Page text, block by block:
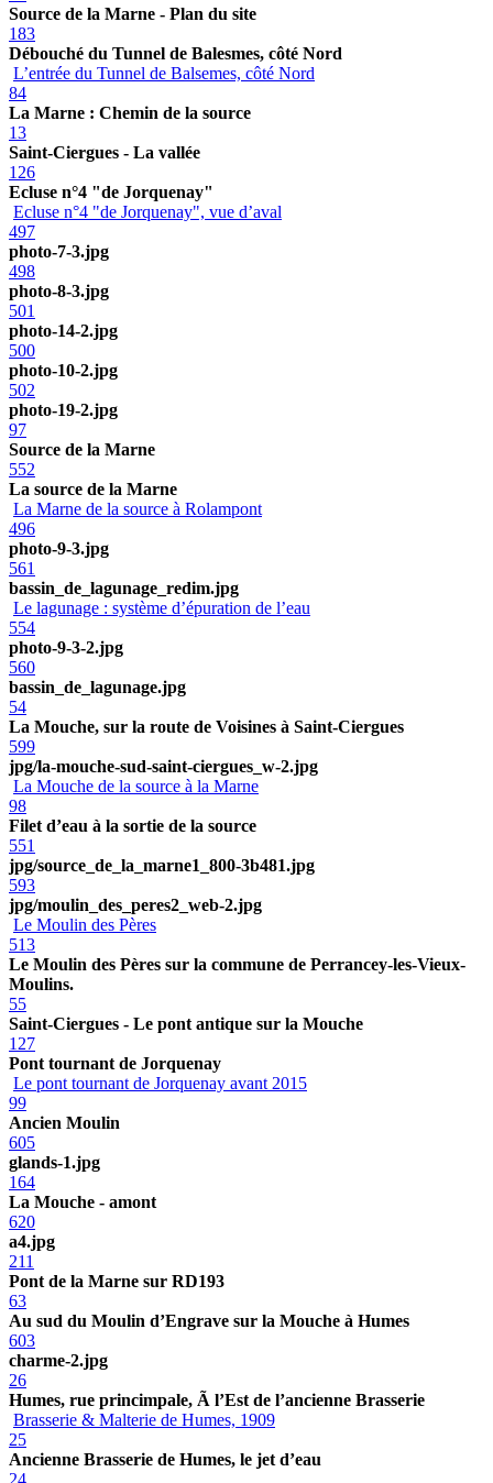
Source de la Marne - Plan du site
183
Débouché du Tunnel de Balesmes, côté Nord
L’entrée du Tunnel de Balsemes, côté Nord
84
La Marne : Chemin de la source
13
Saint-Ciergues - La vallée
126
Ecluse n°4 "de Jorquenay"
Ecluse n°4 "de Jorquenay", vue d’aval
497
photo-7-3.jpg
498
photo-8-3.jpg
501
photo-14-2.jpg
500
photo-10-2.jpg
502
photo-19-2.jpg
97
Source de la Marne
552
La source de la Marne
La Marne de la source à Rolampont
496
photo-9-3.jpg
561
bassin_de_lagunage_redim.jpg
Le lagunage : système d’épuration de l’eau
554
photo-9-3-2.jpg
560
bassin_de_lagunage.jpg
54
La Mouche, sur la route de Voisines à Saint-Ciergues
599
jpg/la-mouche-sud-saint-ciergues_w-2.jpg
La Mouche de la source à la Marne
98
Filet d’eau à la sortie de la source
551
jpg/source_de_la_marne1_800-3b481.jpg
593
jpg/moulin_des_peres2_web-2.jpg
Le Moulin des Pères
513
Le Moulin des Pères sur la commune de Perrancey-les-Vieux-
Moulins.
55
Saint-Ciergues - Le pont antique sur la Mouche
127
Pont tournant de Jorquenay
Le pont tournant de Jorquenay avant 2015
99
Ancien Moulin
605
glands-1.jpg
164
La Mouche - amont
620
a4.jpg
211
Pont de la Marne sur RD193
63
Au sud du Moulin d’Engrave sur la Mouche à Humes
603
charme-2.jpg
26
Humes, rue princimpale, Ã l’Est de l’ancienne Brasserie
Brasserie & Malterie de Humes, 1909
25
Ancienne Brasserie de Humes, le jet d’eau
24